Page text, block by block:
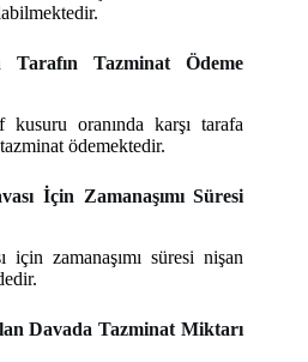
Tarafın Tazminat Ödeme
oranında karşı tarafa
ödemektedir.
İçin Zamanaşımı Süresi
için zamanaşımı süresi nişan
Davada Tazminat Miktarı